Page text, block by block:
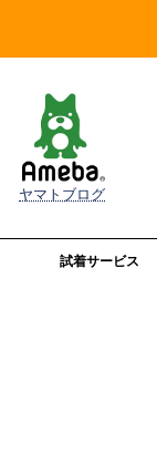
ヤマトブログ
試着サービス